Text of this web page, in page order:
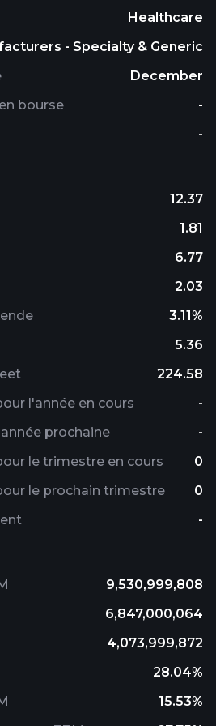
to veterinarians,
Blacksmith Medicines, Inc. to
novel antibiotics for animal
New Jersey.
Healthcare
- Specialty & Generic
December
bourse
-
-
12.37
1.81
6.77
2.03
3.11%
5.36
224.58
l'année en cours
-
prochaine
-
le trimestre en cours
0
le prochain trimestre
0
-
9,530,999,808
6,847,000,064
4,073,999,872
28.04%
15.53%